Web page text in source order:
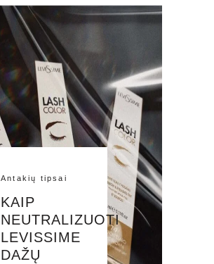
Antakių tipsai
KAIP
NEUTRALIZUOTI
LEVISSIME
DAŽŲ